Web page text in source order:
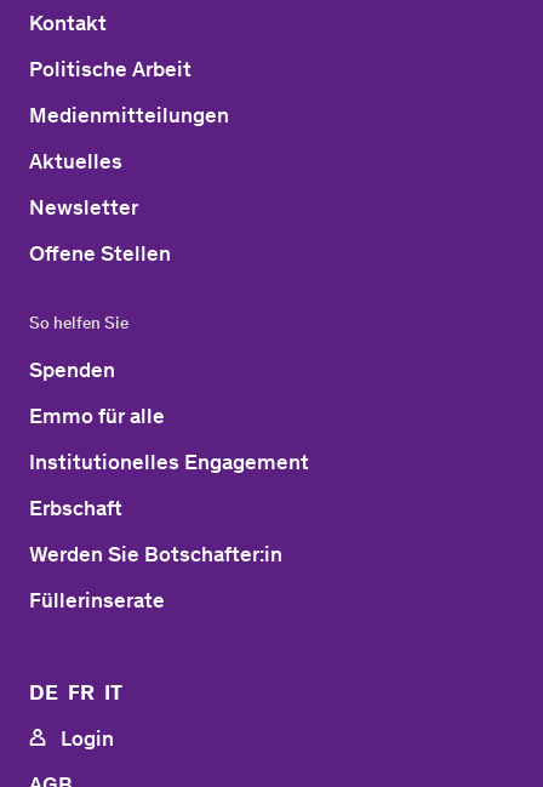
Kontakt
Politische Arbeit
Medienmitteilungen
Aktuelles
Newsletter
Offene Stellen
So helfen Sie
Spenden
Emmo für alle
Institutionelles Engagement
Erbschaft
Werden Sie Botschafter:in
Füllerinserate
DE FR IT
Login